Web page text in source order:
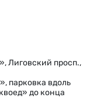
Лиговский просп.,
парковка вдоль
до конца